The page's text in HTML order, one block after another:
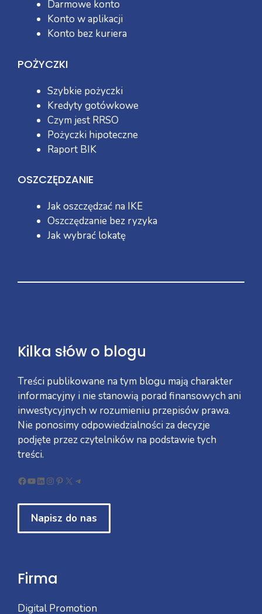
Darmowe konto
Konto w aplikacji
Konto bez kuriera
POŻYCZKI
Szybkie pożyczki
Kredyty gotówkowe
Czym jest RRSO
Pożyczki hipoteczne
Raport BIK
OSZCZĘDZANIE
Jak oszczędzać na IKE
Oszczędzanie bez ryzyka
Jak wybrać lokatę
Kilka słów o blogu
Treści publikowane na tym blogu mają charakter
informacyjny i nie stanowią porad finansowych ani
inwestycyjnych w rozumieniu przepisów prawa.
Nie ponosimy odpowiedzialności za decyzje
podjęte przez czytelników na podstawie tych
treści.
Facebook
YouTube
LinkedIn
Instagram
Pinterest
X Telegram
Napisz do nas
Firma
Digital Promotion